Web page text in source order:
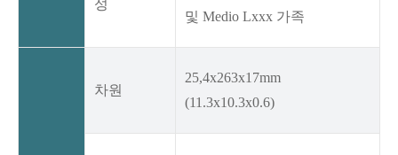
성
및 Medio Lxxx 가족
차원
25,4x263x17mm
(11.3x10.3x0.6)